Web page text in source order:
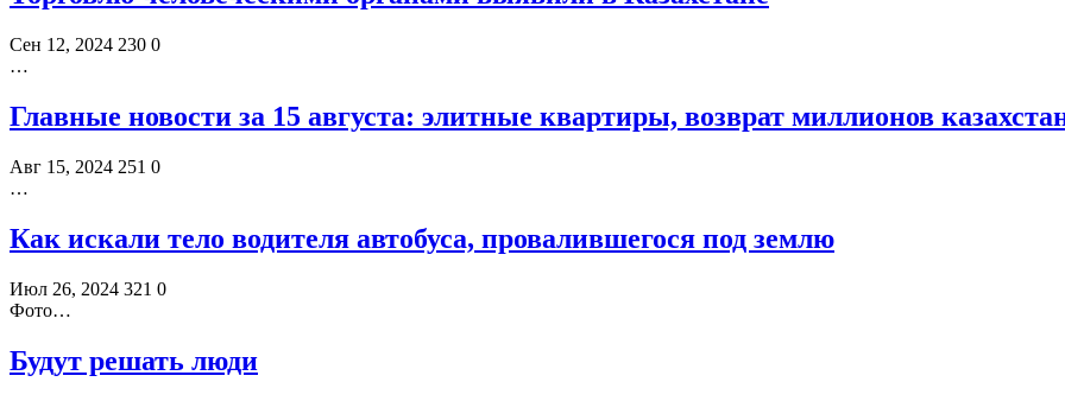
Сен 12, 2024 230 0
…
Главные новости за 15 августа: элитные квартиры, возврат миллионов
Авг 15, 2024 251 0
…
Как искали тело водителя автобуса, провалившегося под землю
Июл 26, 2024 321 0
Фото…
Будут решать люди